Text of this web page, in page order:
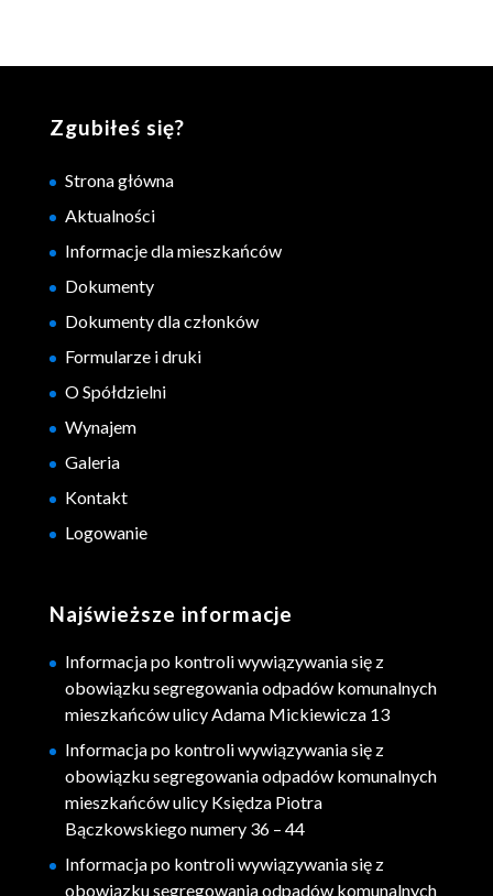
Zgubiłeś się?
Strona główna
Aktualności
Informacje dla mieszkańców
Dokumenty
Dokumenty dla członków
Formularze i druki
O Spółdzielni
Wynajem
Galeria
Kontakt
Logowanie
Najświeższe informacje
Informacja po kontroli wywiązywania się z
obowiązku segregowania odpadów komunalnych
mieszkańców ulicy Adama Mickiewicza 13
Informacja po kontroli wywiązywania się z
obowiązku segregowania odpadów komunalnych
mieszkańców ulicy Księdza Piotra
Bączkowskiego numery 36 – 44
Informacja po kontroli wywiązywania się z
obowiązku segregowania odpadów komunalnych